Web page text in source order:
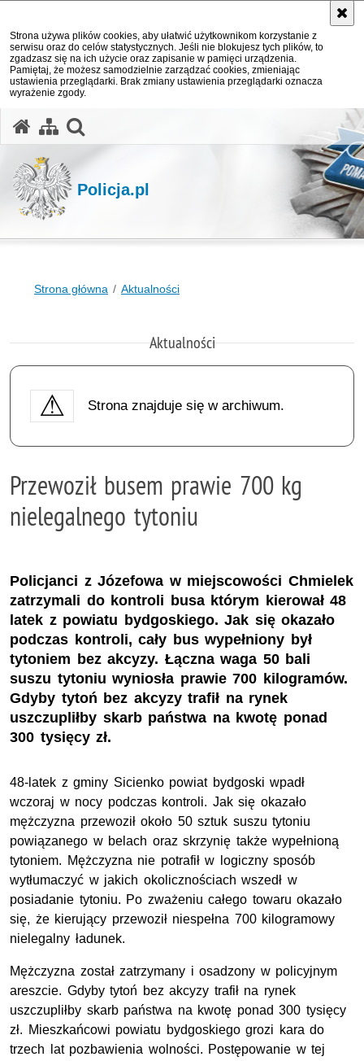
Strona używa plików cookies, aby ułatwić użytkownikom korzystanie z
serwisu oraz do celów statystycznych. Jeśli nie blokujesz tych plików, to
zgadzasz się na ich użycie oraz zapisanie w pamięci urządzenia.
Pamiętaj, że możesz samodzielnie zarządzać cookies, zmieniając
ustawienia przeglądarki. Brak zmiany ustawienia przeglądarki oznacza
wyrażenie zgody.
Policja.pl
Strona główna Aktualności
Aktualności
Strona znajduje się w archiwum.
Przewoził busem prawie 700 kg
nielegalnego tytoniu
Policjanci z Józefowa w miejscowości Chmielek
zatrzymali do kontroli busa którym kierował 48
latek z powiatu bydgoskiego. Jak się okazało
podczas kontroli, cały bus wypełniony był
tytoniem bez akcyzy. Łączna waga 50 bali
suszu tytoniu wyniosła prawie 700 kilogramów.
Gdyby tytoń bez akcyzy trafił na rynek
uszczupliłby skarb państwa na kwotę ponad
300 tysięcy zł.
48-latek z gminy Sicienko powiat bydgoski wpadł
wczoraj w nocy podczas kontroli. Jak się okazało
mężczyzna przewoził około 50 sztuk suszu tytoniu
powiązanego w belach oraz skrzynię także wypełnioną
tytoniem. Mężczyzna nie potrafił w logiczny sposób
wytłumaczyć w jakich okolicznościach wszedł w
posiadanie tytoniu. Po zważeniu całego towaru okazało
się, że kierujący przewoził niespełna 700 kilogramowy
nielegalny ładunek.
Mężczyzna został zatrzymany i osadzony w policyjnym
areszcie. Gdyby tytoń bez akcyzy trafił na rynek
uszczupliłby skarb państwa na kwotę ponad 300 tysięcy
zł. Mieszkańcowi powiatu bydgoskiego grozi kara do
trzech lat pozbawienia wolności. Postępowanie w tej